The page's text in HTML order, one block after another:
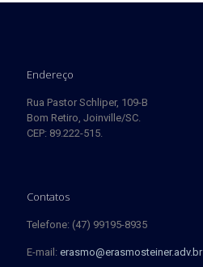
Endereço
Rua Pastor Schliper, 109-B
Bom Retiro, Joinville/SC.
CEP: 89.222-515.
Contatos
Telefone: (47) 99195-8935
E-mail: erasmo@erasmosteiner.adv.br